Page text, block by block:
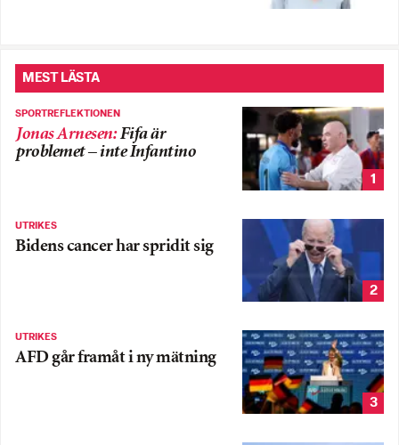
MEST LÄSTA
SPORTREFLEKTIONEN
Jonas Arnesen:Fifa är
problemet – inte Infantino
1
UTRIKES
Bidens cancer har spridit sig
2
UTRIKES
AFD går framåt i ny mätning
3